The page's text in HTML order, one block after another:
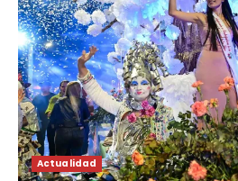
Actualidad